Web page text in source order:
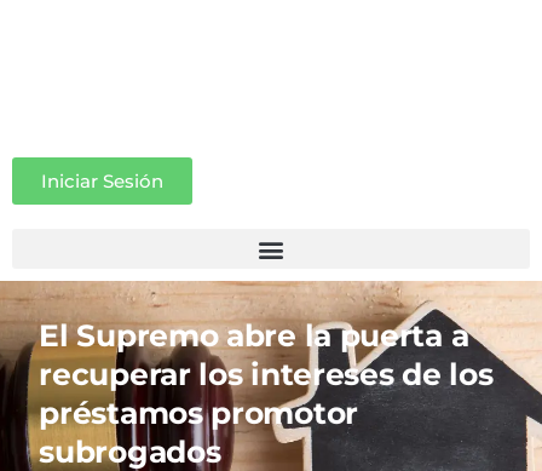
Iniciar Sesión
El Supremo abre la puerta a
recuperar los intereses de los
préstamos promotor
subrogados